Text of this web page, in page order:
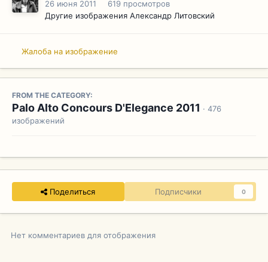
26 июня 2011
619 просмотров
Другие изображения Александр Литовский
Жалоба на изображение
FROM THE CATEGORY:
Palo Alto Concours D'Elegance 2011 · 476
изображений
Поделиться Подписчики 0
Нет комментариев для отображения